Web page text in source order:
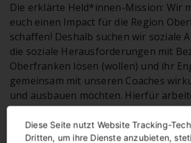
Die erklärte Held*innen-Mission: Wir
euch einen Impact für die Region
schaffen! Deshalb suchen wir soziale
die soziale Herausforderungen mit
Oberfranken lösen (wollen) und ihr
gemeinsam mit unseren Coaches
und ausbauen möchten. Hierfür
mit demInstitut für
Innovation der Universität Bayreuth
Diese Seite nutzt Website Tracking-
Dritten, um ihre Dienste anzubieten,